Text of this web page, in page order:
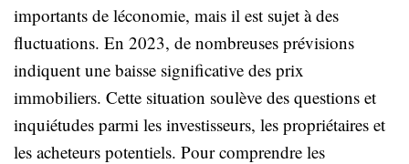
importants de léconomie, mais il est sujet à des
fluctuations. En 2023, de nombreuses prévisions
indiquent une baisse significative des prix
immobiliers. Cette situation soulève des questions et
inquiétudes parmi les investisseurs, les propriétaires et
les acheteurs potentiels. Pour comprendre les